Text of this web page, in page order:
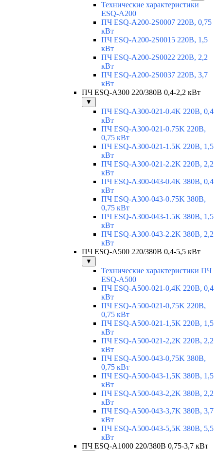
Технические характеристики
ESQ-A200
ПЧ ESQ-A200-2S0007 220В, 0,75
кВт
ПЧ ESQ-A200-2S0015 220В, 1,5
кВт
ПЧ ESQ-A200-2S0022 220В, 2,2
кВт
ПЧ ESQ-A200-2S0037 220В, 3,7
кВт
ПЧ ESQ-A300 220/380В 0,4-2,2 кВт
▼
ПЧ ESQ-A300-021-0.4K 220В, 0,4
кВт
ПЧ ESQ-A300-021-0.75K 220В,
0,75 кВт
ПЧ ESQ-A300-021-1.5K 220В, 1,5
кВт
ПЧ ESQ-A300-021-2.2K 220В, 2,2
кВт
ПЧ ESQ-A300-043-0.4K 380В, 0,4
кВт
ПЧ ESQ-A300-043-0.75K 380В,
0,75 кВт
ПЧ ESQ-A300-043-1.5K 380В, 1,5
кВт
ПЧ ESQ-A300-043-2.2K 380В, 2,2
кВт
ПЧ ESQ-A500 220/380В 0,4-5,5 кВт
▼
Технические характеристики ПЧ
ESQ-A500
ПЧ ESQ-A500-021-0,4K 220В, 0,4
кВт
ПЧ ESQ-A500-021-0,75K 220В,
0,75 кВт
ПЧ ESQ-A500-021-1,5K 220В, 1,5
кВт
ПЧ ESQ-A500-021-2,2K 220В, 2,2
кВт
ПЧ ESQ-A500-043-0,75K 380В,
0,75 кВт
ПЧ ESQ-A500-043-1,5K 380В, 1,5
кВт
ПЧ ESQ-A500-043-2,2K 380В, 2,2
кВт
ПЧ ESQ-A500-043-3,7K 380В, 3,7
кВт
ПЧ ESQ-A500-043-5,5K 380В, 5,5
кВт
ПЧ ESQ-A1000 220/380В 0,75-3,7 кВт